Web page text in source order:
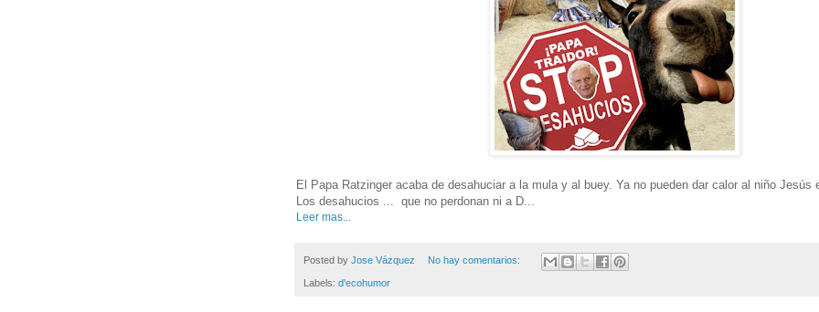
El Papa Ratzinger acaba de desahuciar a la mula y al buey. Ya no pueden dar calor al niño Jesús
Los desahucios ... que no perdonan ni a D...
Leer mas...
Posted by Jose Vázquez No hay comentarios:
Labels: d'ecohumor